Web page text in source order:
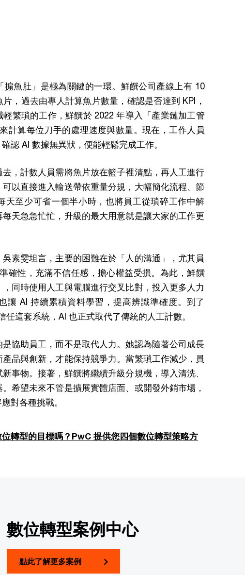
搧魚肚」是極為關鍵的一環。鮮饌公司產線上有 10
，過去由專人計算魚片數量，確認是否達到 KPI，
繁瑣的工作，鮮饌於 2022 年導入「產業鏈加工管
計算每位刀手的處理速度與數量。現在，工作人員
認 AI 數據無異狀，便能輕鬆完成工作。
，計數人員需將魚片放在籃子裡清點，再人工進行
以直接進入輸送帶依重量分規，大幅簡化流程、節
天至少可省一個半小時，也將員工從瑣碎工作中解
天急急忙忙，升級的最大用意就是讓大家的工作更
素雯坦言，主要的困難在於「人的溝通」，尤其員
確性，充滿不信任感，擔心權益受損。為此，鮮饌
同時使用人工與電腦進行交叉比對，投入更多人力
讓 AI 持續累積資料學習，提高辨識準確度。到了
這套系統，AI 也正式取代了傳統的人工計數。
協助員工，而不是取代人力。她認為隨著公司成長
品與創新，才能保持競爭力。當繁瑣工作減少，員
事物。接著，鮮饌將繼續升級分規機，導入清洗、
希望未來不管是擴展實體店面、或開發外銷市場，
對各種挑戰。
轉型的目標嗎？PwC 提供您四個數位轉型策略方
數位轉型案例中心
點此了解更多案例